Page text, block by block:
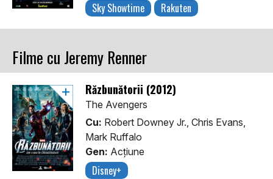
Sky Showtime Rakuten
Filme cu Jeremy Renner
Răzbunătorii (2012)
The Avengers
Cu: Robert Downey Jr., Chris Evans,
Mark Ruffalo
Gen: Acţiune
Disney+